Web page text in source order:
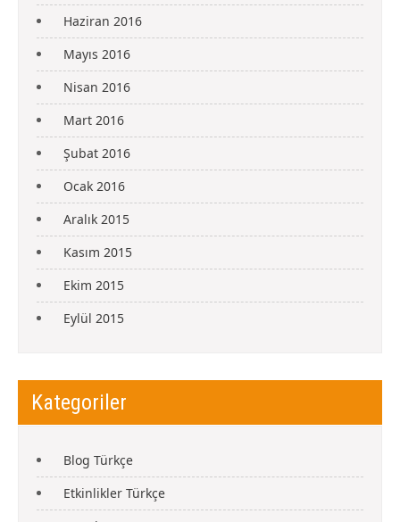
Haziran 2016
Mayıs 2016
Nisan 2016
Mart 2016
Şubat 2016
Ocak 2016
Aralık 2015
Kasım 2015
Ekim 2015
Eylül 2015
Kategoriler
Blog Türkçe
Etkinlikler Türkçe